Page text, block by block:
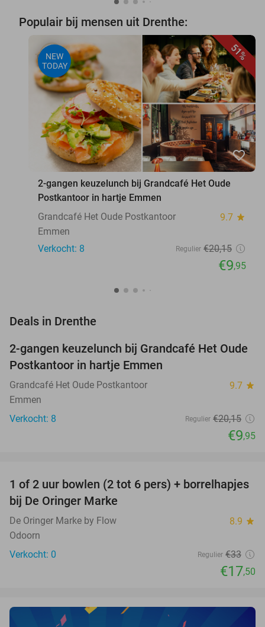
Populair bij mensen uit Drenthe:
51%
NEW
TODAY
favorite_border
2-gangen keuzelunch bij Grandcafé Het Oude
Postkantoor in hartje Emmen
Grandcafé Het Oude Postkantoor
9.7 star
Emmen
Verkocht: 8
Regulier €20,15
€9,95
Deals in Drenthe
51%
NEW
TODAY
2-gangen keuzelunch bij Grandcafé Het Oude
Postkantoor in hartje Emmen
Grandcafé Het Oude Postkantoor 9.7 star
Emmen
Verkocht: 8
Regulier €20,15
€9,95
47%
TODAY
1 of 2 uur bowlen (2 tot 6 pers) + borrelhapjes
bij De Oringer Marke
De Oringer Marke by Flow 8.9 star
Odoorn
Verkocht: 0
Regulier €33
€17,50